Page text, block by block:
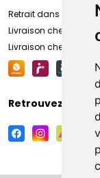
Retrait dans la
Livraison chez vous
Livraison chez votre
Retrouvez-nous